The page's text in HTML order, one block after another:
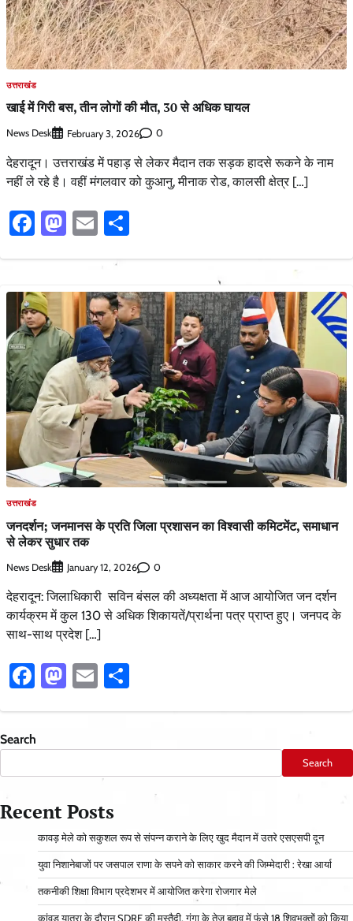
उत्तराखंड
खाई में गिरी बस, तीन लोगों की मौत, 30 से अधिक घायल
News Desk February 3, 2026 0
देहरादून। उत्तराखंड में पहाड़ से लेकर मैदान तक सड़क हादसे रूकने के नाम
नहीं ले रहे है। वहीं मंगलवार को कुआनु, मीनाक रोड, कालसी क्षेत्र […]
Facebook
Mastodon
Email
उत्तराखंड
जनदर्शन; जनमानस के प्रति जिला प्रशासन का विश्वासी कमिटमेंट, समाधान
से लेकर सुधार तक
News Desk January 12, 2026 0
देहरादून: जिलाधिकारी सविन बंसल की अध्यक्षता में आज आयोजित जन दर्शन
कार्यक्रम में कुल 130 से अधिक शिकायतें/प्रार्थना पत्र प्राप्त हुए। जनपद के
साथ-साथ प्रदेश […]
Facebook
Mastodon
Email
Search
Search
Recent Posts
कावड़ मेले को सकुशल रूप से संपन्न कराने के लिए खुद मैदान में उतरे एसएसपी दून
युवा निशानेबाजों पर जसपाल राणा के सपने को साकार करने की जिम्मेदारी : रेखा आर्या
तकनीकी शिक्षा विभाग प्रदेशभर में आयोजित करेगा रोजगार मेले
कांवड़ यात्रा के दौरान SDRF की मुस्तैदी, गंगा के तेज बहाव में फंसे 18 शिवभक्तों को किया